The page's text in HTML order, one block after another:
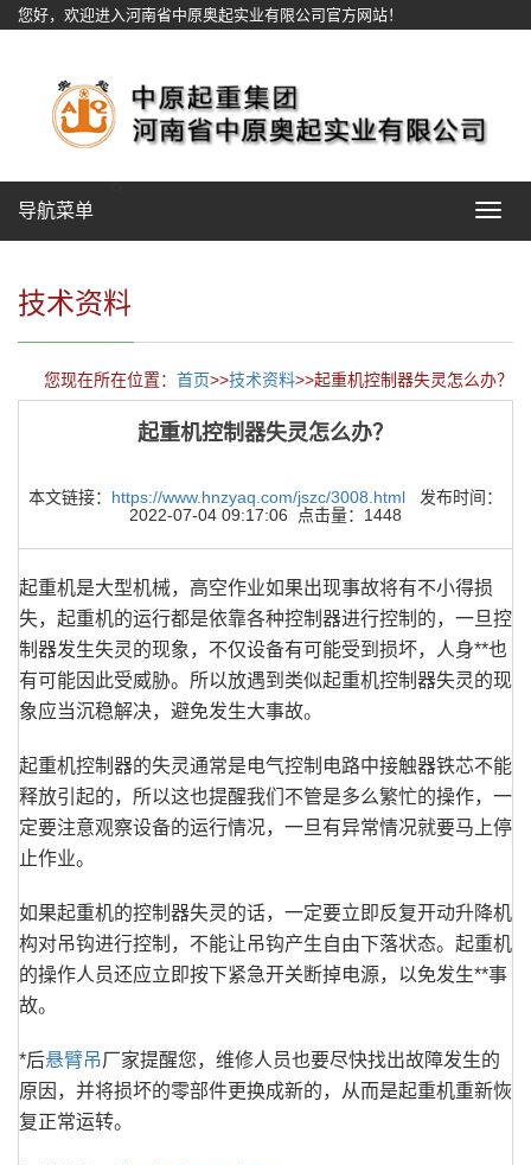
您好，欢迎进入河南省中原奥起实业有限公司官方网站！
Toggle
导航菜单
技术资料
您现在所在位置： 首页>>技术资料>>起重机控制器失灵怎么办？
起重机控制器失灵怎么办？
本文链接： https://www.hnzyaq.com/jszc/3008.html 发布时间：
2022-07-04 09:17:06 点击量：1448
起重机是大型机械，高空作业如果出现事故将有不小得损
失，起重机的运行都是依靠各种控制器进行控制的，一旦控
制器发生失灵的现象，不仅设备有可能受到损坏，人身**也
有可能因此受威胁。所以放遇到类似起重机控制器失灵的现
象应当沉稳解决，避免发生大事故。
起重机控制器的失灵通常是电气控制电路中接触器铁芯不能
释放引起的，所以这也提醒我们不管是多么繁忙的操作，一
定要注意观察设备的运行情况，一旦有异常情况就要马上停
止作业。
如果起重机的控制器失灵的话，一定要立即反复开动升降机
构对吊钩进行控制，不能让吊钩产生自由下落状态。起重机
的操作人员还应立即按下紧急开关断掉电源，以免发生**事
故。
*后悬臂吊厂家提醒您，维修人员也要尽快找出故障发生的
原因，并将损坏的零部件更换成新的，从而是起重机重新恢
复正常运转。